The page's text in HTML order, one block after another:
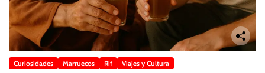
Curiosidades Marruecos Rif Viajes y Cultura